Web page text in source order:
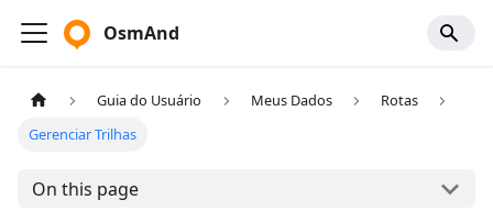
OsmAnd
Guia do Usuário Meus Dados
Rotas
Gerenciar Trilhas
On this page